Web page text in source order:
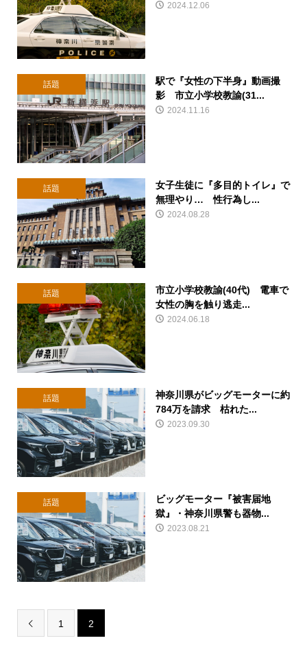
2024.12.06
話題
駅で『女性の下半身』動画撮
影 市立小学校教諭(31...
2024.11.16
話題
女子生徒に『多目的トイレ』で
無理やり… 性行為し...
2024.08.28
話題
市立小学校教諭(40代) 電車で
女性の胸を触り逃走...
2024.06.18
話題
神奈川県がビッグモーターに約
784万を請求 枯れた...
2023.09.30
話題
ビッグモーター『被害届地
獄』・神奈川県警も器物...
2023.08.21
 1 2